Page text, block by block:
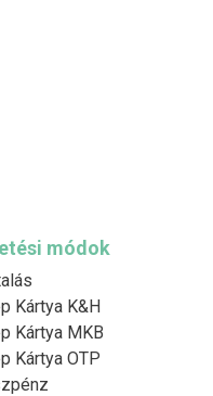
módok
Kártya K&H
Kártya MKB
Kártya OTP